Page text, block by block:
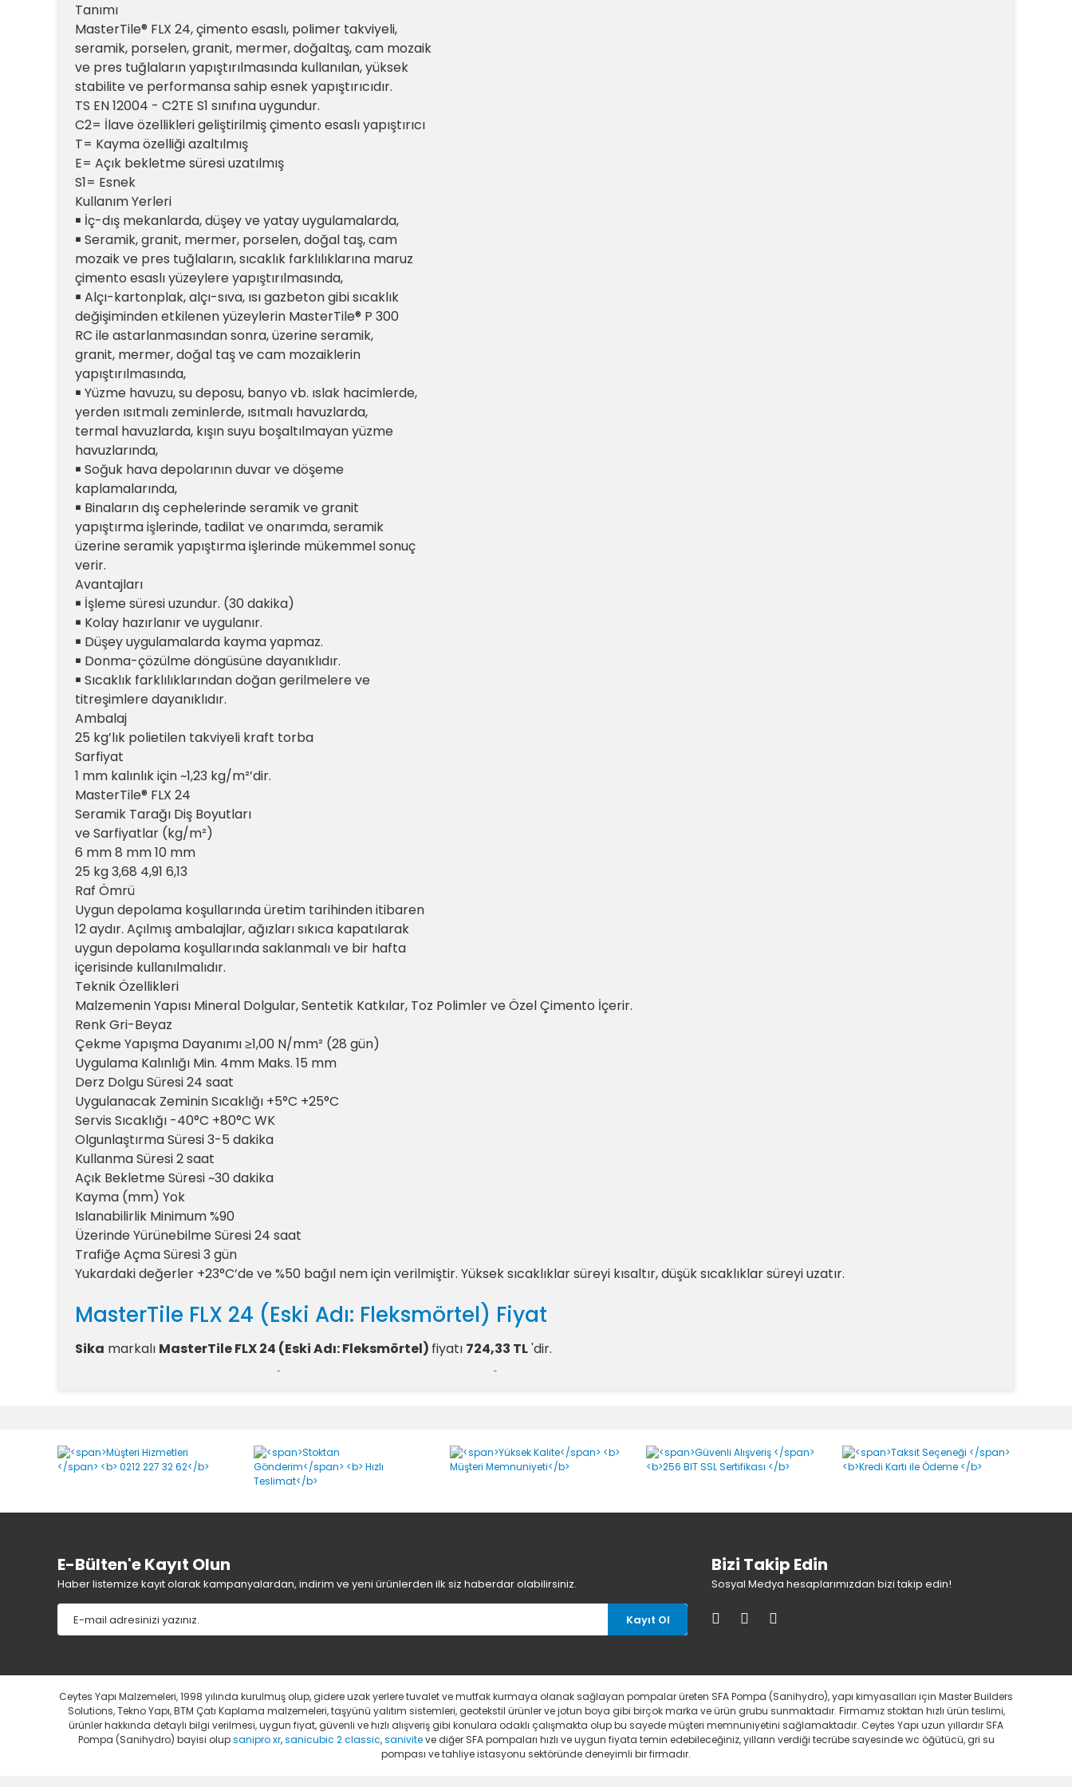
Tanımı
MasterTile® FLX 24, çimento esaslı, polimer takviyeli,
seramik, porselen, granit, mermer, doğaltaş, cam mozaik
ve pres tuğlaların yapıştırılmasında kullanılan, yüksek
stabilite ve performansa sahip esnek yapıştırıcıdır.
TS EN 12004 - C2TE S1 sınıfına uygundur.
C2= İlave özellikleri geliştirilmiş çimento esaslı yapıştırıcı
T= Kayma özelliği azaltılmış
E= Açık bekletme süresi uzatılmış
S1= Esnek
Kullanım Yerleri
￭ İç-dış mekanlarda, düşey ve yatay uygulamalarda,
￭ Seramik, granit, mermer, porselen, doğal taş, cam
mozaik ve pres tuğlaların, sıcaklık farklılıklarına maruz
çimento esaslı yüzeylere yapıştırılmasında,
￭ Alçı-kartonplak, alçı-sıva, ısı gazbeton gibi sıcaklık
değişiminden etkilenen yüzeylerin MasterTile® P 300
RC ile astarlanmasından sonra, üzerine seramik,
granit, mermer, doğal taş ve cam mozaiklerin
yapıştırılmasında,
￭ Yüzme havuzu, su deposu, banyo vb. ıslak hacimlerde,
yerden ısıtmalı zeminlerde, ısıtmalı havuzlarda,
termal havuzlarda, kışın suyu boşaltılmayan yüzme
havuzlarında,
￭ Soğuk hava depolarının duvar ve döşeme
kaplamalarında,
￭ Binaların dış cephelerinde seramik ve granit
yapıştırma işlerinde, tadilat ve onarımda, seramik
üzerine seramik yapıştırma işlerinde mükemmel sonuç
verir.
Avantajları
￭ İşleme süresi uzundur. (30 dakika)
￭ Kolay hazırlanır ve uygulanır.
￭ Düşey uygulamalarda kayma yapmaz.
￭ Donma-çözülme döngüsüne dayanıklıdır.
￭ Sıcaklık farklılıklarından doğan gerilmelere ve
titreşimlere dayanıklıdır.
Ambalaj
25 kg’lık polietilen takviyeli kraft torba
Sarfiyat
1 mm kalınlık için ~1,23 kg/m²’dir.
MasterTile® FLX 24
Seramik Tarağı Diş Boyutları
ve Sarfiyatlar (kg/m²)
6 mm 8 mm 10 mm
25 kg 3,68 4,91 6,13
Raf Ömrü
Uygun depolama koşullarında üretim tarihinden itibaren
12 aydır. Açılmış ambalajlar, ağızları sıkıca kapatılarak
uygun depolama koşullarında saklanmalı ve bir hafta
içerisinde kullanılmalıdır.
Teknik Özellikleri
Malzemenin Yapısı Mineral Dolgular, Sentetik Katkılar, Toz Polimler ve Özel Çimento İçerir.
Renk Gri-Beyaz
Çekme Yapışma Dayanımı ≥1,00 N/mm² (28 gün)
Uygulama Kalınlığı Min. 4mm Maks. 15 mm
Derz Dolgu Süresi 24 saat
Uygulanacak Zeminin Sıcaklığı +5°C +25°C
Servis Sıcaklığı -40°C +80°C WK
Olgunlaştırma Süresi 3-5 dakika
Kullanma Süresi 2 saat
Açık Bekletme Süresi ~30 dakika
Kayma (mm) Yok
Islanabilirlik Minimum %90
Üzerinde Yürünebilme Süresi 24 saat
Trafiğe Açma Süresi 3 gün
Yukardaki değerler +23°C’de ve %50 bağıl nem için verilmiştir. Yüksek sıcaklıklar süreyi kısaltır, düşük sıcaklıklar süreyi uzatır.
MasterTile FLX 24 (Eski Adı: Fleksmörtel) Fiyat
Sika markalı MasterTile FLX 24 (Eski Adı: Fleksmörtel) fiyatı 724,33 TL'dir.
Bu ürüne ilk yorumu siz yapın!
E-Bülten'e Kayıt Olun
Haber listemize kayıt olarak kampanyalardan, indirim ve yeni ürünlerden ilk siz haberdar olabilirsiniz.
Kayıt Ol
Bizi Takip Edin
Sosyal Medya hesaplarımızdan bizi takip edin!
Ceytes Yapı Malzemeleri, 1998 yılında kurulmuş olup, gidere uzak yerlere tuvalet ve mutfak kurmaya olanak sağlayan pompalar üreten SFA Pompa (Sanihydro), yapı kimyasalları için Master Builders
Solutions, Tekno Yapı, BTM Çatı Kaplama malzemeleri, taşyünü yalıtım sistemleri, geotekstil ürünler ve jotun boya gibi birçok marka ve ürün grubu sunmaktadır. Firmamız stoktan hızlı ürün teslimi,
ürünler hakkında detaylı bilgi verilmesi, uygun fiyat, güvenli ve hızlı alışveriş gibi konulara odaklı çalışmakta olup bu sayede müşteri memnuniyetini sağlamaktadır. Ceytes Yapı uzun yıllardır SFA
Pompa (Sanihydro) bayisi olupsanipro xr,sanicubic 2 classic,saniviteve diğer SFA pompaları hızlı ve uygun fiyata temin edebileceğiniz, yılların verdiği tecrübe sayesinde wc öğütücü, gri su
pompası ve tahliye istasyonu sektöründe deneyimli bir firmadır.